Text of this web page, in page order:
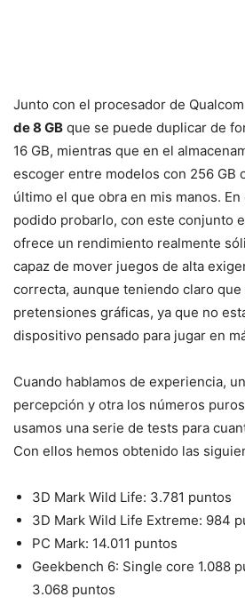
Junto con el procesador de
de 8 GB que se puede duplicar de
16 GB, mientras que en el
escoger entre modelos con 256 GB
último el que obra en mis manos.
podido probarlo, con este conjunto
ofrece un rendimiento realmente
capaz de mover juegos de alta
correcta, aunque teniendo claro que
pretensiones gráficas, ya que no
dispositivo pensado para jugar en
Cuando hablamos de experiencia,
percepción y otra los números
usamos una serie de tests para
Con ellos hemos obtenido las
3D Mark Wild Life: 3.781 puntos
3D Mark Wild Life Extreme: 984
PC Mark: 14.011 puntos
Geekbench 6: Single core 1.088
3.068 puntos